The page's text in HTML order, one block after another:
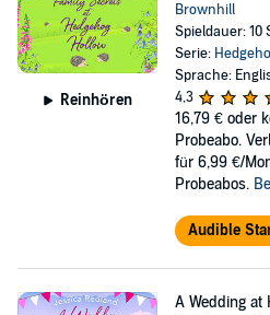
Reinhören
Brownhill
Spieldauer: 10
Serie:
Sprache:
4,3
16,79 € oder
Probeabo.
für 6,99 €/
Probeabos.
Audible
A Wedding at